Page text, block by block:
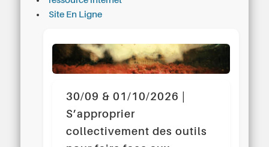
Site En Ligne
30/09 & 01/10/2026 |
S’approprier
collectivement des outils